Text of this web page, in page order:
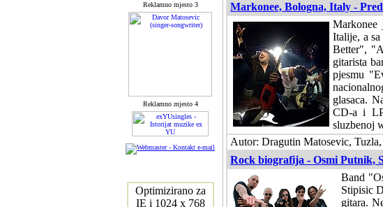
Reklamno mjesto 3
Reklamno mjesto 4
Optimizirano za
IE i 1024 x 768
Markonee, Bologna, Italy -
Italije, a
Better",
gitarista
pjesmu
glasaca.
CD-a i
sluzbenoj
Autor: Dragutin Matosevic,
Rock biografija - Osmi Putnik,
Band
Stipisic
gitara.